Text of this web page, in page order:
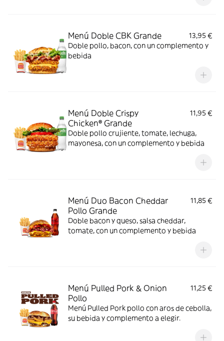
Menú Doble CBK Grande
13,95 €
Doble pollo, bacon, con un complemento y
bebida
Menú Doble Crispy
Chicken® Grande
11,95 €
Doble pollo crujiente, tomate, lechuga,
mayonesa, con un complemento y bebida
Menú Duo Bacon Cheddar
Pollo Grande
11,85 €
Doble bacon y queso, salsa cheddar,
tomate, con un complemento y bebida
Menú Pulled Pork & Onion
Pollo
11,25 €
Menú Pulled Pork pollo con aros de cebolla,
su bebida y complemento a elegir.